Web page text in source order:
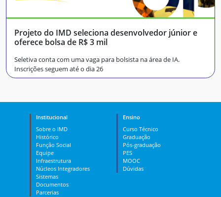
Projeto do IMD seleciona desenvolvedor júnior e
oferece bolsa de R$ 3 mil
Seletiva conta com uma vaga para bolsista na área de IA.
Inscrições seguem até o dia 26
Institucional
Sobre o IMD
Histórico
Função Social
Equipe
Infraestrutura
Núcleos Integradores
Sistemas
Documentos
Parcerias
Ensino
Curso Técnico
Graduação
Pós-graduação
PES
MOOC
Dúvidas